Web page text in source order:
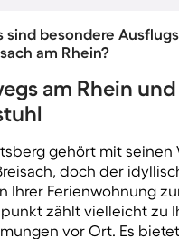
sind besondere
am Rhein?
am Rhein
gehört mit seinen
doch der
Ihrer Ferienwohnung
zählt vielleicht zu
vor Ort. Es